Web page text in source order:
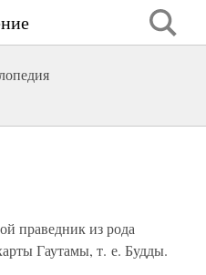
праведник из рода
Гаутамы, т. е. Будды.